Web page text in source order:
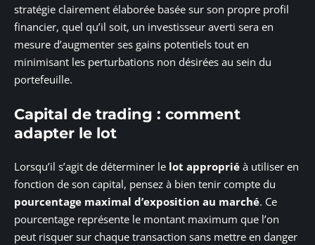
stratégie clairement élaborée basée sur son propre profil
financier, quel qu’il soit, un investisseur averti sera en
mesure d’augmenter ses gains potentiels tout en
minimisant les perturbations non désirées au sein du
portefeuille.
Capital de trading : comment
adapter le lot
Lorsqu’il s’agit de déterminer le lot approprié à utiliser en
fonction de son capital, pensez à bien tenir compte du
pourcentage maximal d’exposition au marché. Ce
pourcentage représente le montant maximum que l’on
peut risquer sur chaque transaction sans mettre en danger